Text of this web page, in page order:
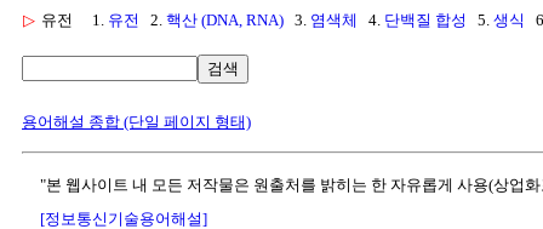
▷ 유전 1. 유전 2. 핵산 (DNA, RNA) 3. 염색체 4. 단백질 합성 5. 생식
검색
용어해설 종합 (단일 페이지 형태)
"본 웹사이트 내 모든 저작물은 원출처를 밝히는 한 자유롭게 사용(상업
[정보통신기술용어해설]